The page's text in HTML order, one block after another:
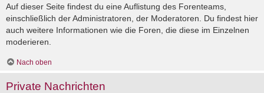
Auf dieser Seite findest du eine Auflistung des Forenteams,
einschließlich der Administratoren, der Moderatoren. Du findest hier
auch weitere Informationen wie die Foren, die diese im Einzelnen
moderieren.
Nach oben
Private Nachrichten